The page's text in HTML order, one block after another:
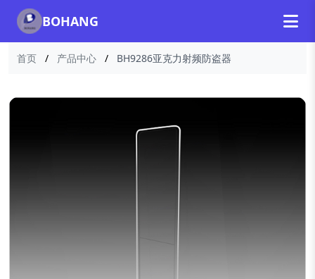
BOHANG
首页 / 产品中心 / BH9286亚克力射频防盗器